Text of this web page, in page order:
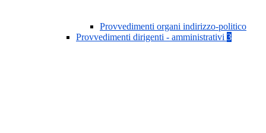
Provvedimenti organi indirizzo-politico
Provvedimenti dirigenti - amministrativi 3